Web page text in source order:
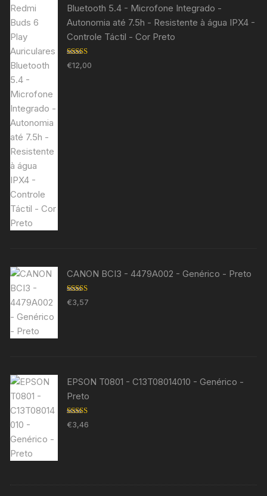
Bluetooth 5.4 - Microfone Integrado -
Autonomia até 7.5h - Resistente à água IPX4 -
Controle Táctil - Cor Preto
Avaliação
5.00de 5
€12,00
CANON BCI3 - 4479A002 - Genérico - Preto
Avaliação
5.00de 5
€3,57
EPSON T0801 - C13T08014010 - Genérico -
Preto
Avaliação
5.00 de 5
€3,46